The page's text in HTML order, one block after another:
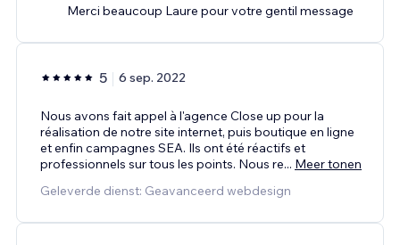
Merci beaucoup Laure pour votre gentil message
5 6 sep. 2022
Nous avons fait appel à l'agence Close up pour la
réalisation de notre site internet, puis boutique en ligne
et enfin campagnes SEA. Ils ont été réactifs et
professionnels sur tous les points. Nous re... Meer tonen
Geleverde dienst: Geavanceerd webdesign